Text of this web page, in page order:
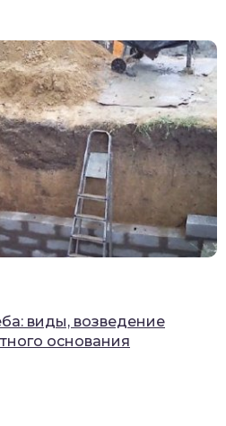
виды, возведение
основания